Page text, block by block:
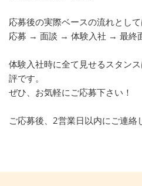
応募後の実際ベースの流れとし
応募 → 面談 → 体験入社 → 最終
体験入社時に全て見せるスタン
評です。
ぜひ、お気軽にご応募下さい！
ご応募後、2営業日以内にご連絡